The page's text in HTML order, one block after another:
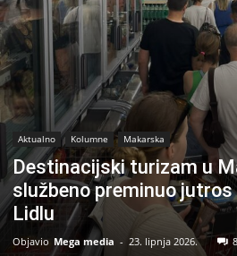
Aktualno Kolumne Makarska
Destinacijski turizam u
službeno preminuo
Lidlu
Objavio Mega media - 23. lipnja 2026. 8